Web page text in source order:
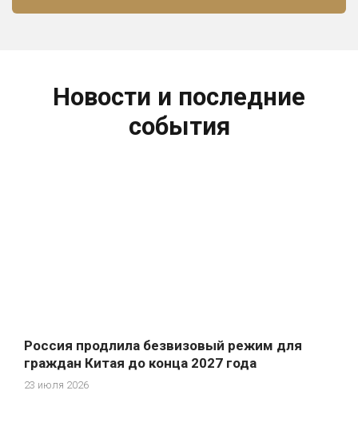
Новости и последние
события
Россия продлила безвизовый режим для
граждан Китая до конца 2027 года
23 июля 2026